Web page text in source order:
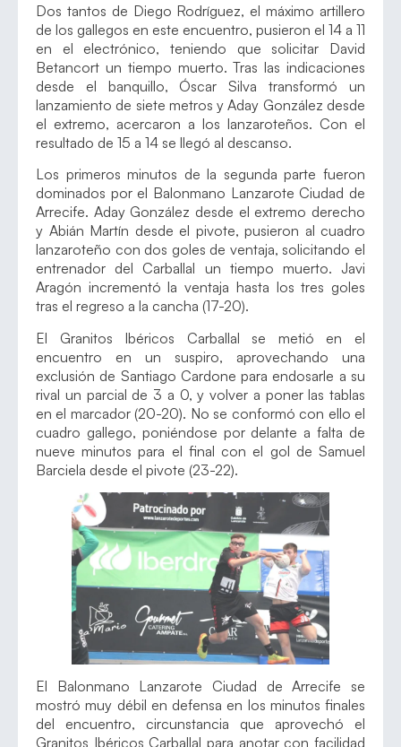
Dos tantos de Diego Rodríguez, el máximo artillero
de los gallegos en este encuentro, pusieron el 14 a 11
en el electrónico, teniendo que solicitar David
Betancort un tiempo muerto. Tras las indicaciones
desde el banquillo, Óscar Silva transformó un
lanzamiento de siete metros y Aday González desde
el extremo, acercaron a los lanzaroteños. Con el
resultado de 15 a 14 se llegó al descanso.
Los primeros minutos de la segunda parte fueron
dominados por el Balonmano Lanzarote Ciudad de
Arrecife. Aday González desde el extremo derecho
y Abián Martín desde el pivote, pusieron al cuadro
lanzaroteño con dos goles de ventaja, solicitando el
entrenador del Carballal un tiempo muerto. Javi
Aragón incrementó la ventaja hasta los tres goles
tras el regreso a la cancha (17-20).
El Granitos Ibéricos Carballal se metió en el
encuentro en un suspiro, aprovechando una
exclusión de Santiago Cardone para endosarle a su
rival un parcial de 3 a 0, y volver a poner las tablas
en el marcador (20-20). No se conformó con ello el
cuadro gallego, poniéndose por delante a falta de
nueve minutos para el final con el gol de Samuel
Barciela desde el pivote (23-22).
El Balonmano Lanzarote Ciudad de Arrecife se
mostró muy débil en defensa en los minutos finales
del encuentro, circunstancia que aprovechó el
Granitos Ibéricos Carballal para anotar con facilidad